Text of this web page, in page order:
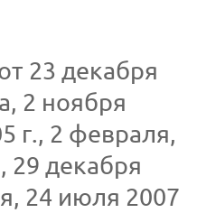
23 декабря
2 ноября
г., 2 февраля,
29 декабря
24 июля 2007